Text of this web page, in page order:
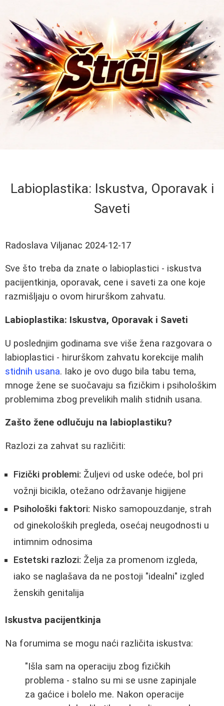
Labioplastika: Iskustva, Oporavak i
Saveti
Radoslava Viljanac 2024-12-17
Sve što treba da znate o labioplastici - iskustva
pacijentkinja, oporavak, cene i saveti za one koje
razmišljaju o ovom hirurškom zahvatu.
Labioplastika: Iskustva, Oporavak i Saveti
U poslednjim godinama sve više žena razgovara o
labioplastici - hirurškom zahvatu korekcije malih
stidnih usana. Iako je ovo dugo bila tabu tema,
mnoge žene se suočavaju sa fizičkim i psihološkim
problemima zbog prevelikih malih stidnih usana.
Zašto žene odlučuju na labioplastiku?
Razlozi za zahvat su različiti:
Fizički problemi: Žuljevi od uske odeće, bol pri
vožnji bicikla, otežano održavanje higijene
Psihološki faktori: Nisko samopouzdanje, strah
od ginekoloških pregleda, osećaj neugodnosti u
intimnim odnosima
Estetski razlozi: Želja za promenom izgleda,
iako se naglašava da ne postoji "idealni" izgled
ženskih genitalija
Iskustva pacijentkinja
Na forumima se mogu naći različita iskustva:
"Išla sam na operaciju zbog fizičkih
problema - stalno su mi se usne zapinjale
za gaćice i bolelo me. Nakon operacije